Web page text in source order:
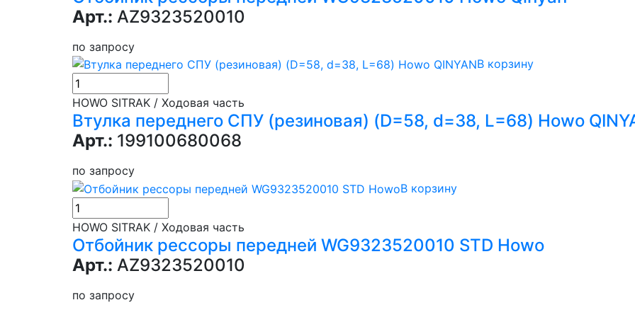
Арт.: AZ9323520010
по запросу
В корзину
HOWO SITRAK / Ходовая часть
Втулка переднего СПУ (резиновая) (D=58, d=38, L=68) Howo
Арт.: 199100680068
по запросу
В корзину
HOWO SITRAK / Ходовая часть
Отбойник рессоры передней WG9323520010 STD Howo
Арт.: AZ9323520010
по запросу